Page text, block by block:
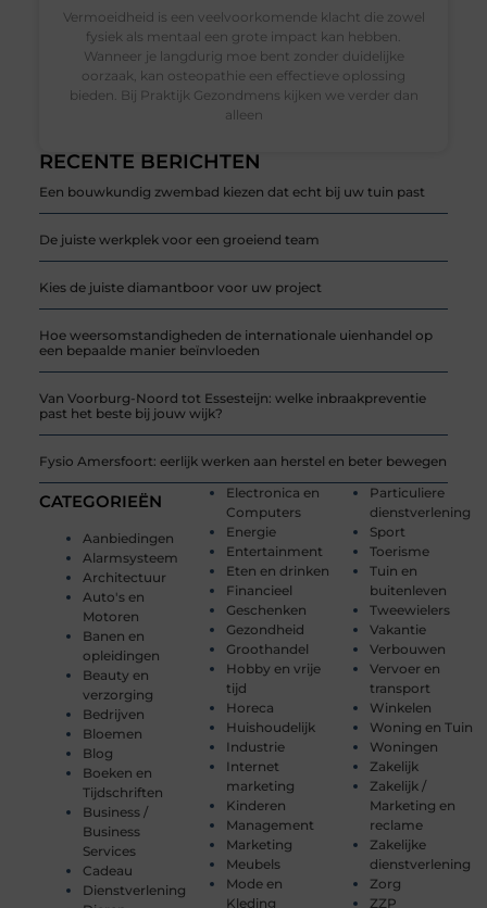
RECENTE BERICHTEN
Een bouwkundig zwembad kiezen dat echt bij uw tuin past
De juiste werkplek voor een groeiend team
Kies de juiste diamantboor voor uw project
Hoe weersomstandigheden de internationale uienhandel op
een bepaalde manier beïnvloeden
Van Voorburg-Noord tot Essesteijn: welke inbraakpreventie
past het beste bij jouw wijk?
Fysio Amersfoort: eerlijk werken aan herstel en beter bewegen
CATEGORIEËN
Aanbiedingen
Alarmsysteem
Architectuur
Auto's en
Motoren
Banen en
opleidingen
Beauty en
verzorging
Bedrijven
Bloemen
Blog
Boeken en
Tijdschriften
Business /
Business
Services
Cadeau
Dienstverlening
Electronica en
Computers
Energie
Entertainment
Eten en drinken
Financieel
Geschenken
Gezondheid
Groothandel
Hobby en vrije
tijd
Horeca
Huishoudelijk
Industrie
Internet
marketing
Kinderen
Management
Marketing
Meubels
Mode en
Kleding
Particuliere
dienstverlening
Sport
Toerisme
Tuin en
buitenleven
Tweewielers
Vakantie
Verbouwen
Vervoer en
transport
Winkelen
Woning en Tuin
Woningen
Zakelijk
Zakelijk /
Marketing en
reclame
Zakelijke
dienstverlening
Zorg
ZZP
Vermoeidheid is een veelvoorkomende klacht die zowel
fysiek als mentaal een grote impact kan hebben.
Wanneer je langdurig moe bent zonder duidelijke
oorzaak, kan osteopathie een effectieve oplossing
bieden. Bij Praktijk Gezondmens kijken we verder dan
alleen